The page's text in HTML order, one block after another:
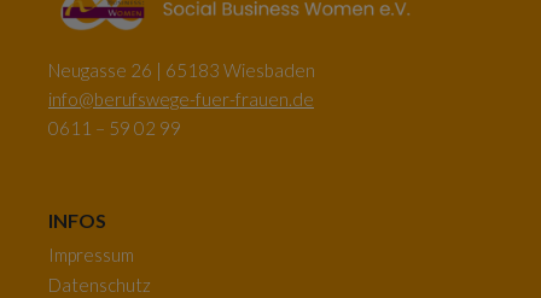
Neugasse 26 | 65183 Wiesbaden
info@berufswege-fuer-frauen.de
0611 – 59 02 99
INFOS
Impressum
Datenschutz